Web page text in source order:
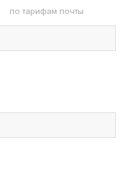
по тарифам почты